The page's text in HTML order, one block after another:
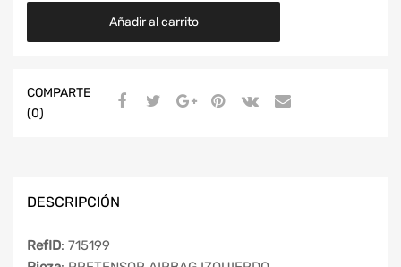
Añadir al carrito
COMPARTE
(0)
DESCRIPCIÓN
RefID: 715199